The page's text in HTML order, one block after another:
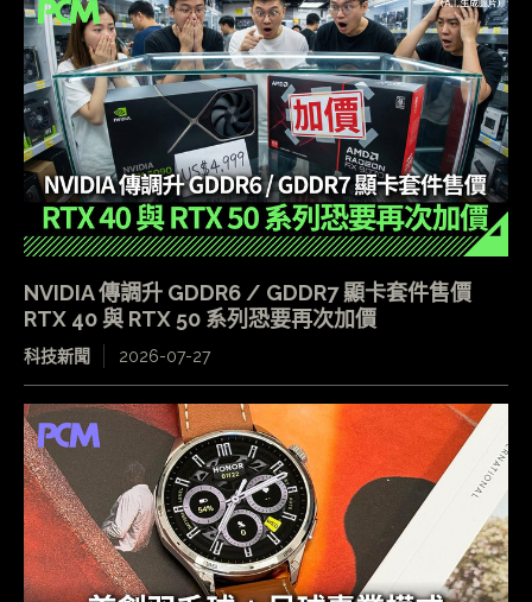
NVIDIA 傳調升 GDDR6 / GDDR7 顯卡套件售價
RTX 40 與 RTX 50 系列恐要再次加價
科技新聞 2026-07-27